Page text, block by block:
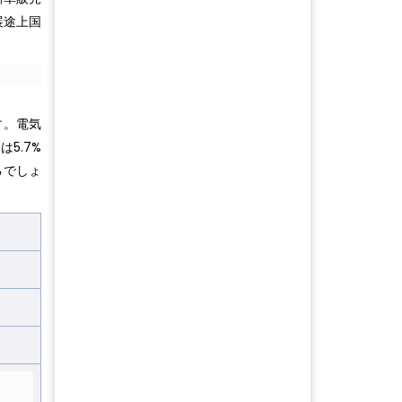
上国
電気
5.7%
しょ